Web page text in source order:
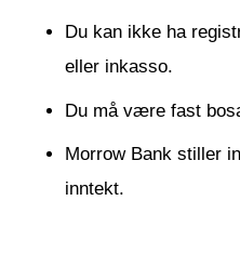
Du kan ikke ha
eller inkasso.
Du må være fast
Morrow Bank stiller
inntekt.